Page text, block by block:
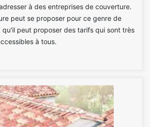
à des entreprises de couverture.
peut se proposer pour ce genre de
peut proposer des tarifs qui sont très
à tous.